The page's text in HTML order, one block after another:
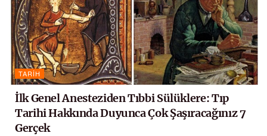
TARIH
İlk Genel Anesteziden Tıbbi Sülüklere: Tıp
Tarihi Hakkında Duyunca Çok Şaşıracağınız 7
Gerçek